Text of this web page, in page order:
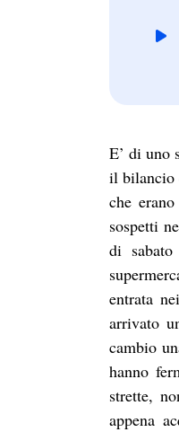
E’ di uno
il bilancio
che
sospetti
di
entrata
arrivato
cambio
hanno
strette,
appena